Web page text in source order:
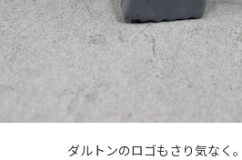
ダルトンのロゴもさり気なく